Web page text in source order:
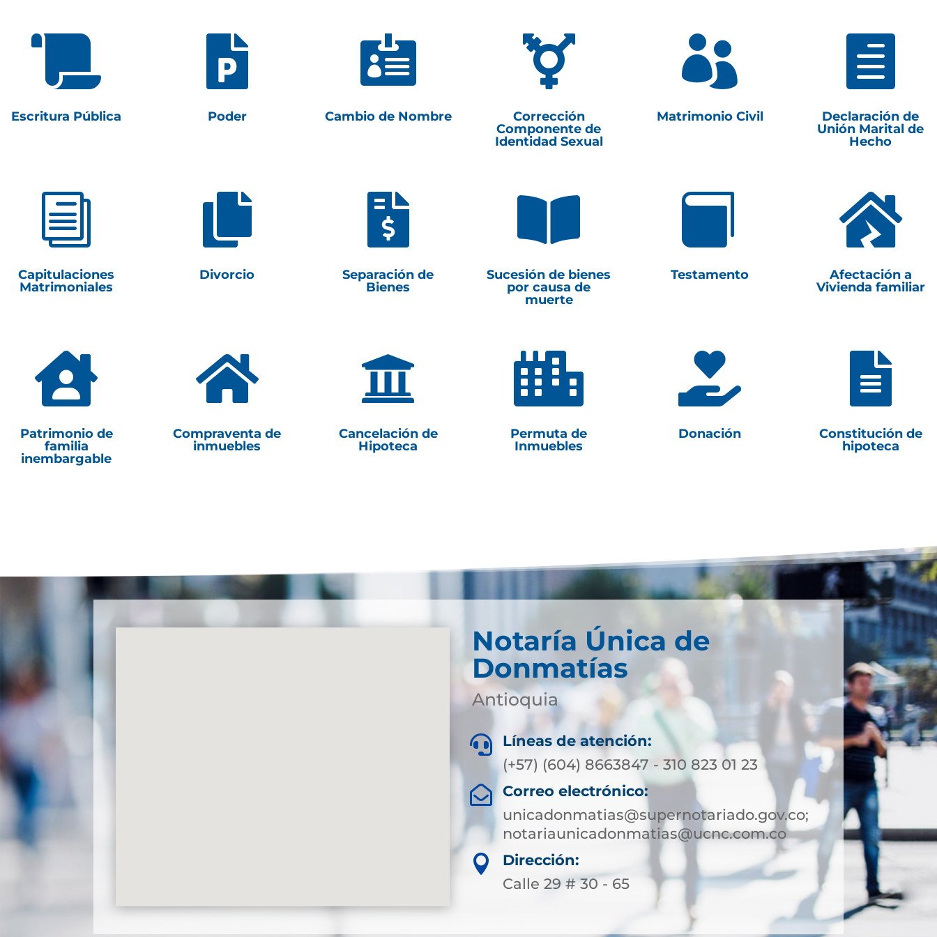

Escritura Pública

Poder

Cambio de Nombre

Corrección
Componente de
Identidad Sexual

Matrimonio Civil

Declaración de
Unión Marital de
Hecho
i
Capitulaciones
Matrimoniales

Divorcio

Separación de
Bienes

Sucesión de bienes
por causa de
muerte

Testamento

Afectación a
Vivienda familiar

Patrimonio de
familia
inembargable

Compraventa de
inmuebles

Cancelación de
Hipoteca

Permuta de
Inmuebles

Donación

Constitución de
hipoteca
Notaría Única de
Donmatías
Antioquia

Líneas de atención:
(+57) (604) 8663847 - 310 823 01 23

Correo electrónico:
unicadonmatias@supernotariado.gov.co;
notariaunicadonmatias@ucnc.com.co

Dirección:
Calle 29 # 30 - 65